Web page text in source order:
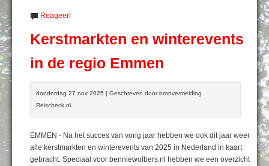
Reageer!
Kerstmarkten en winterevents
in de regio Emmen
donderdag 27 nov 2025 | Geschreven door bronvermelding
Reischeck.nl.
EMMEN - Na het succes van vorig jaar hebben we ook dit jaar weer
alle kerstmarkten en winterevents van 2025 in Nederland in kaart
gebracht. Speciaal voor benniewolbers.nl hebben we een overzicht